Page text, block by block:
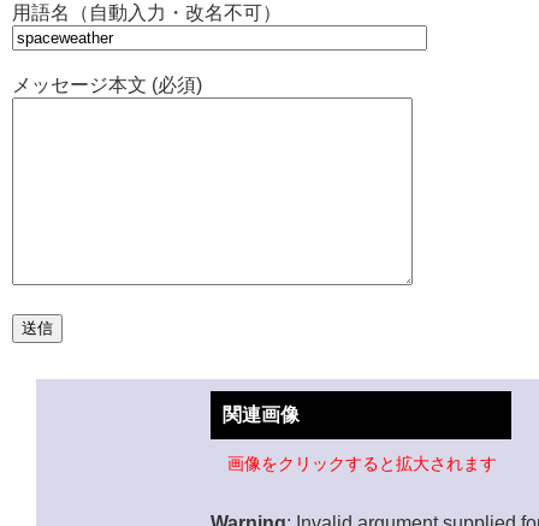
用語名（自動入力・改名不可）
メッセージ本文 (必須)
関連画像
画像をクリックすると拡大されます